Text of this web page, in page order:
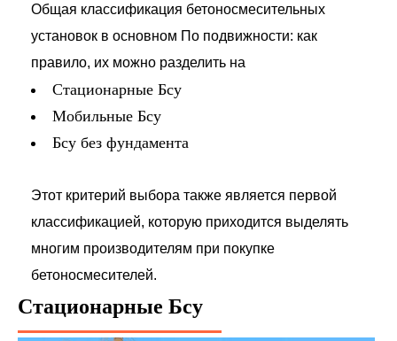
Общая классификация бетоносмесительных
установок в основном По подвижности: как
правило, их можно разделить на
Стационарные Бсу
Мобильные Бсу
Бсу без фундамента
Этот критерий выбора также является первой
классификацией, которую приходится выделять
многим производителям при покупке
бетоносмесителей.
Стационарные Бсу